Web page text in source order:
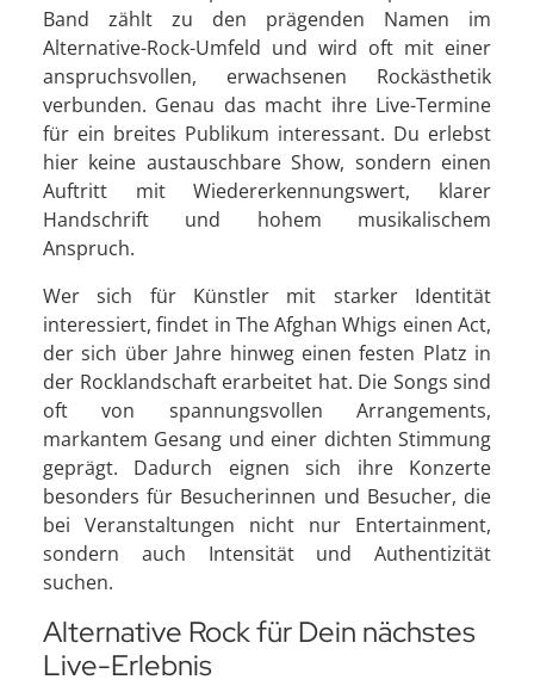
Band zählt zu den prägenden Namen im
Alternative-Rock-Umfeld und wird oft mit einer
anspruchsvollen, erwachsenen Rockästhetik
verbunden. Genau das macht ihre Live-Termine
für ein breites Publikum interessant. Du erlebst
hier keine austauschbare Show, sondern einen
Auftritt mit Wiedererkennungswert, klarer
Handschrift und hohem musikalischem
Anspruch.
Wer sich für Künstler mit starker Identität
interessiert, findet in The Afghan Whigs einen Act,
der sich über Jahre hinweg einen festen Platz in
der Rocklandschaft erarbeitet hat. Die Songs sind
oft von spannungsvollen Arrangements,
markantem Gesang und einer dichten Stimmung
geprägt. Dadurch eignen sich ihre Konzerte
besonders für Besucherinnen und Besucher, die
bei Veranstaltungen nicht nur Entertainment,
sondern auch Intensität und Authentizität
suchen.
Alternative Rock für Dein nächstes
Live-Erlebnis